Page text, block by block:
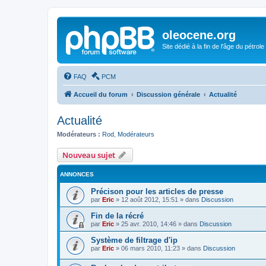
oleocene.org
Site dédié à la fin de l'âge du pétrole
FAQ PCM
Accueil du forum Discussion générale Actualité
Actualité
Modérateurs : Rod Modérateurs
Nouveau sujet
ANNONCES
Précison pour les articles de presse
par Eric » 12 août 2012, 15:51 » dans Discussion
Fin de la récré
par Eric » 25 avr. 2010, 14:46 » dans Discussion
Système de filtrage d'ip
par Eric » 06 mars 2010, 11:23 » dans Discussion